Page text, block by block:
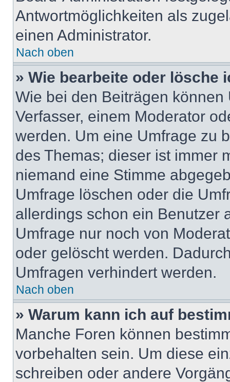
Antwortmöglichkeiten als
einen Administrator.
Nach oben
» Wie bearbeite oder lösche
Wie bei den Beiträgen
Verfasser, einem Moderator
werden. Um eine Umfrage zu
des Themas; dieser ist immer
niemand eine Stimme
Umfrage löschen oder die
allerdings schon ein Benutzer
Umfrage nur noch von
oder gelöscht werden.
Umfragen verhindert werden.
Nach oben
» Warum kann ich auf
Manche Foren können
vorbehalten sein. Um diese
schreiben oder andere